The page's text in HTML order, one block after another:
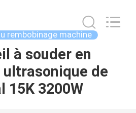
rembobinage machine
à souder en
de
15K 3200W